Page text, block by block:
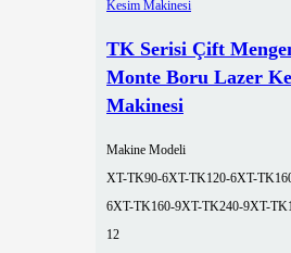
TK Serisi Çift
Monte Boru Lazer
Makinesi
Makine Modeli
XT-TK90-6XT-TK120-6XT-
6XT-TK160-9XT-TK240-9XT-
12